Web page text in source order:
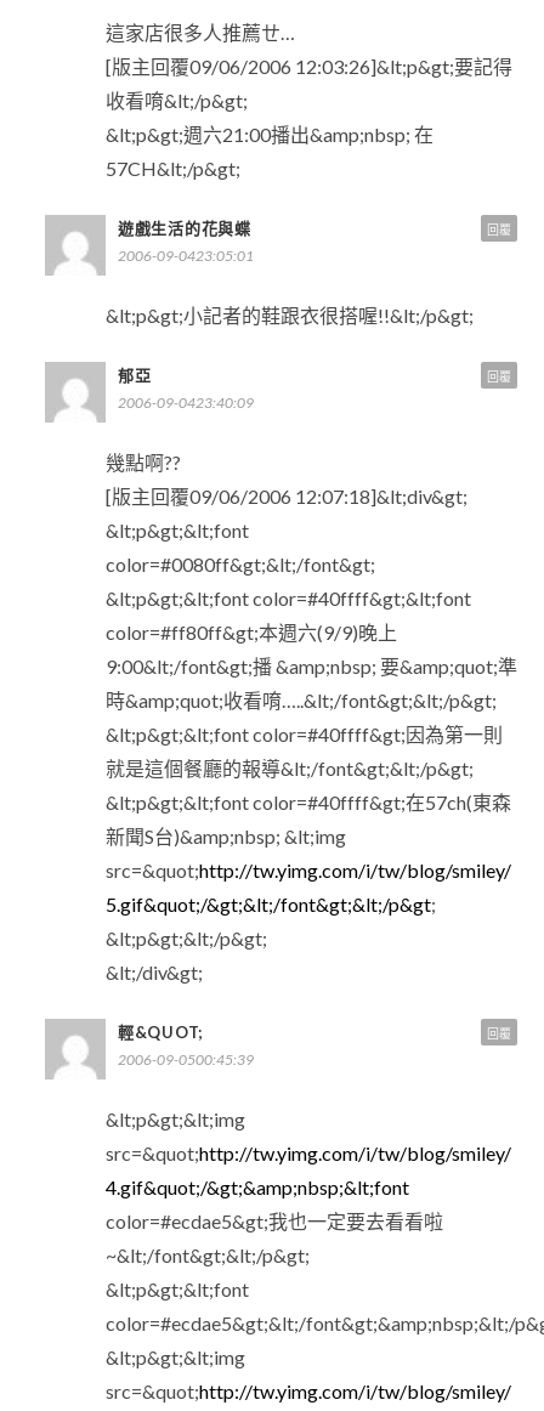
這家店很多人推薦ㄝ…
[版主回覆09/06/2006 12:03:26]&lt;p&gt;要記得
收看唷&lt;/p&gt;
&lt;p&gt;週六21:00播出&amp;nbsp; 在
57CH&lt;/p&gt;
遊戲生活的花與蝶
2006-09-0423:05:01
&lt;p&gt;小記者的鞋跟衣很搭喔!!&lt;/p&gt;
回覆
郁亞
2006-09-0423:40:09
幾點啊??
[版主回覆09/06/2006 12:07:18]&lt;div&gt;
&lt;p&gt;&lt;font
color=#0080ff&gt;&lt;/font&gt;
&lt;p&gt;&lt;font color=#40ffff&gt;&lt;font
color=#ff80ff&gt;本週六(9/9)晚上
9:00&lt;/font&gt;播 &amp;nbsp; 要&amp;quot;準
時&amp;quot;收看唷…..&lt;/font&gt;&lt;/p&gt;
&lt;p&gt;&lt;font color=#40ffff&gt;因為第一則
就是這個餐廳的報導&lt;/font&gt;&lt;/p&gt;
&lt;p&gt;&lt;font color=#40ffff&gt;在57ch(東森
新聞S台)&amp;nbsp; &lt;img
src=&quot;http://tw.yimg.com/i/tw/blog/smiley/
5.gif&quot;/&gt;&lt;/font&gt;&lt;/p&gt;
&lt;p&gt;&lt;/p&gt;
&lt;/div&gt;
回覆
輕&QUOT;
2006-09-0500:45:39
&lt;p&gt;&lt;img
src=&quot;http://tw.yimg.com/i/tw/blog/smiley/
4.gif&quot;/&gt;&amp;nbsp;&lt;font
color=#ecdae5&gt;我也一定要去看看啦
~&lt;/font&gt;&lt;/p&gt;
&lt;p&gt;&lt;font
color=#ecdae5&gt;&lt;/font&gt;&amp;nbsp;&lt;/
&lt;p&gt;&lt;img
src=&quot;http://tw.yimg.com/i/tw/blog/smiley/
回覆